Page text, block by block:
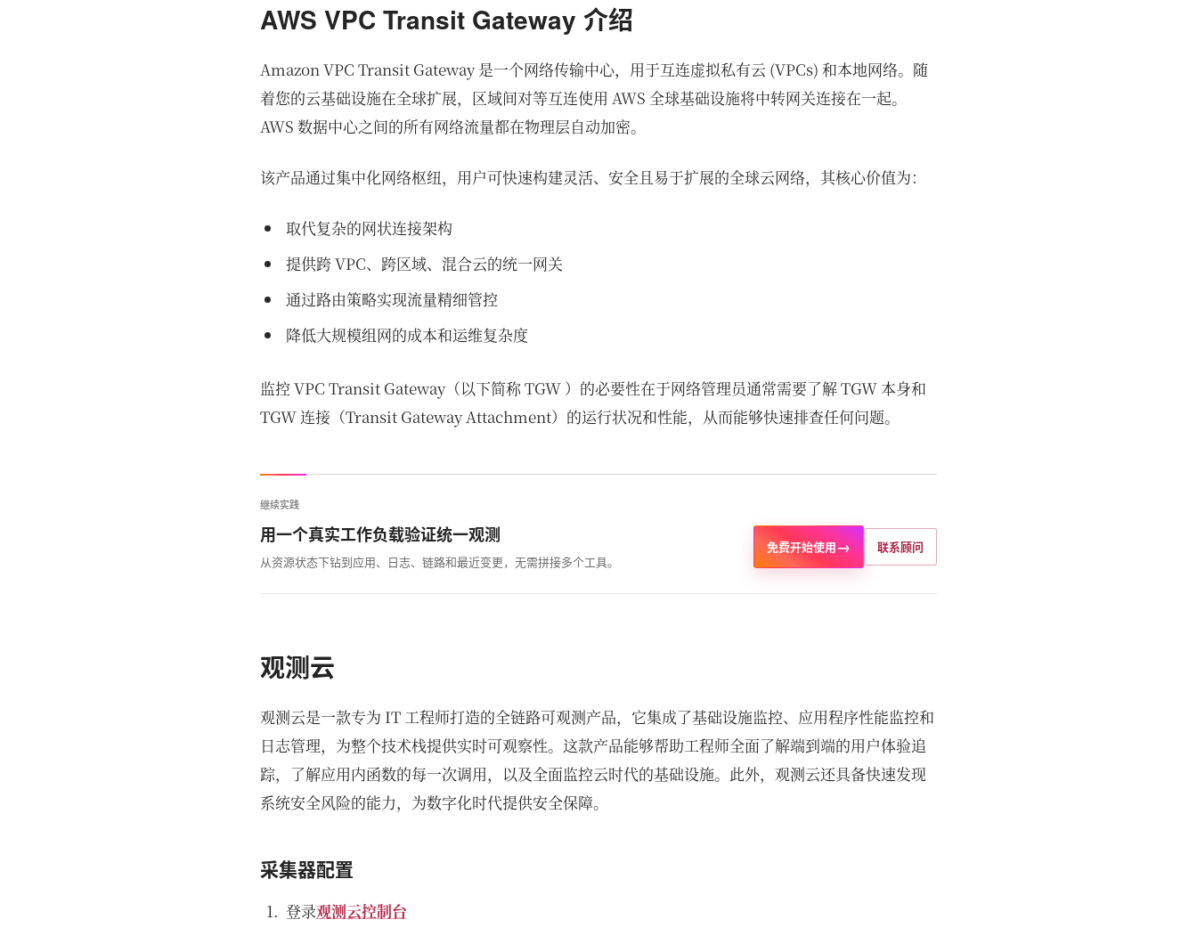
AWS VPC Transit Gateway 介绍
Amazon VPC Transit Gateway 是一个网络传输中心，用于互连虚拟私有云 (VPCs) 和本地网络。随
着您的云基础设施在全球扩展，区域间对等互连使用 AWS 全球基础设施将中转网关连接在一起。
AWS 数据中心之间的所有网络流量都在物理层自动加密。
该产品通过集中化网络枢纽，用户可快速构建灵活、安全且易于扩展的全球云网络，其核心价值为：
取代复杂的网状连接架构
提供跨 VPC、跨区域、混合云的统一网关
通过路由策略实现流量精细管控
降低大规模组网的成本和运维复杂度
监控 VPC Transit Gateway（以下简称 TGW ）的必要性在于网络管理员通常需要了解 TGW 本身和
TGW 连接（Transit Gateway Attachment）的运行状况和性能，从而能够快速排查任何问题。
继续实践
用一个真实工作负载验证统一观测
从资源状态下钻到应用、日志、链路和最近变更，无需拼接多个工具。
免费开始使用→ 联系顾问
观测云
观测云是一款专为 IT 工程师打造的全链路可观测产品，它集成了基础设施监控、应用程序性能监控和
日志管理，为整个技术栈提供实时可观察性。这款产品能够帮助工程师全面了解端到端的用户体验追
踪，了解应用内函数的每一次调用，以及全面监控云时代的基础设施。此外，观测云还具备快速发现
系统安全风险的能力，为数字化时代提供安全保障。
采集器配置
登录观测云控制台